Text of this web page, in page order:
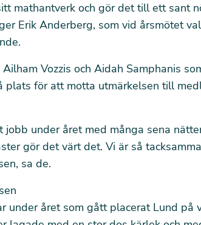
mathantverk och gör det till ett sant
Erik Anderberg, som vid årsmötet
Vozzis och Aidah Samphanis
plats för att motta utmärkelsen till
jobb under året med många sena
gör det värt det. Vi är så
sa de.
under året som gått placerat Lund på